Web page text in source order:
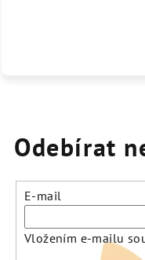
Odebírat
E-mail
Vložením e-mailu